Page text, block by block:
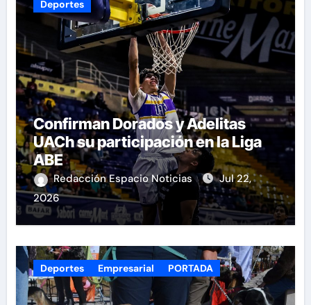
Deportes
Confirman Dorados y Adelitas
UACh su participación en la Liga
ABE
Redacción Espacio Noticias
Jul 22,
2026
Deportes Empresarial PORTADA